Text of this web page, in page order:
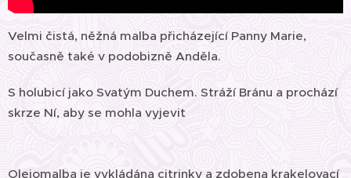
Velmi čistá, něžná malba přicházející Panny Marie,
současně také v podobizně Anděla.
S holubicí jako Svatým Duchem. Stráží Bránu a prochází
skrze Ní, aby se mohla vyjevit
Olejomalba je vykládána citrinky a zdobena krakelovací